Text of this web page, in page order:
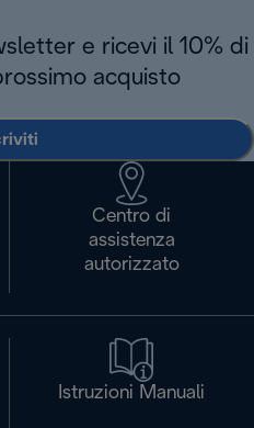
e ricevi il 10% di
acquisto
Centro di
assistenza
autorizzato
Istruzioni Manuali